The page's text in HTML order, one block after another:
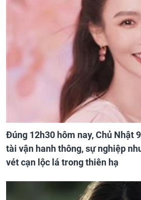
Đúng 12h30 hôm nay, Chủ Nhật
tài vận hanh thông, sự nghiệp
vét cạn lộc lá trong thiên hạ